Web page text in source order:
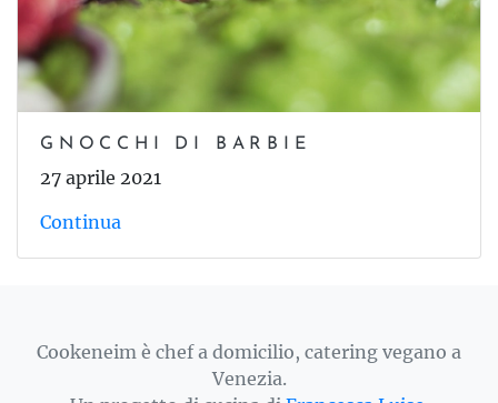
GNOCCHI DI BARBIE
27 aprile 2021
Continua
Cookeneim è chef a domicilio, catering vegano a
Venezia.